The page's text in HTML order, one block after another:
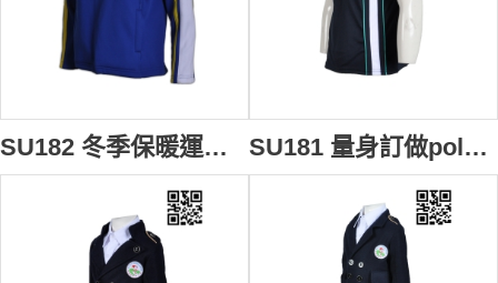
SU182 冬季保暖運動服 來款訂造 團體繡花運動外套 校服運動服選擇 校服運動服製造商 SU181 量身訂做polo校服 訂購學校制服 自製制服中心 學校制服專門店HK